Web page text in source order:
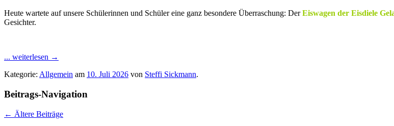
Heute wartete auf unsere Schülerinnen und Schüler eine ganz besondere Überraschung: DerEiswagen der Eisdiele
Gesichter.
... weiterlesen →
Kategorie: Allgemein am 10. Juli 2026 von Steffi Sickmann.
Beitrags-Navigation
← Ältere Beiträge